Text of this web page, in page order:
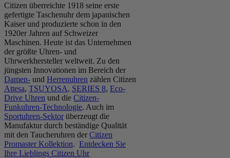
Citizen überreichte 1918 seine erste
gefertigte Taschenuhr dem japanischen
Kaiser und produzierte schon in den
1920er Jahren auf Schweizer
Maschinen. Heute ist das Unternehmen
der größte Uhren- und
Uhrwerkhersteller weltweit. Zu den
jüngsten Innovationen im Bereich der
Damen- und Herrenuhren zählen Citizen
Attesa, TSUYOSA, SERIES 8, Eco-
Drive Uhren und die Citizen-
Funkuhren-Technologie. Auch im
Sportuhren-Sektor überzeugt die
Manufaktur durch beständige Qualität
mit den Taucheruhren der Citizen
Promaster Kollektion. Entdecken Sie
Ihre Lieblings Citizen Uhr